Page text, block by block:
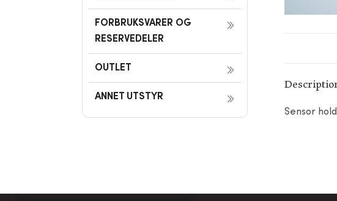
FORBRUKSVARER OG
RESERVEDELER
OUTLET
ANNET UTSTYR
Sensor